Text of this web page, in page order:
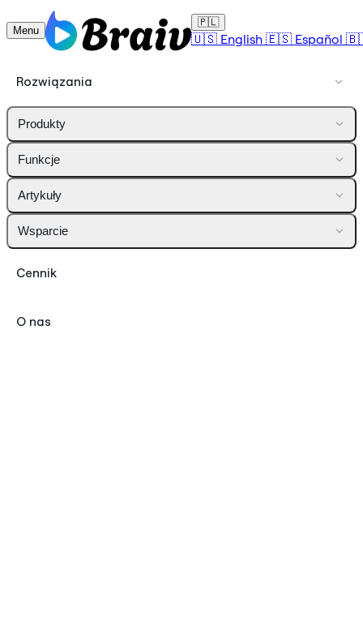
Menu
🇵🇱
🇺🇸 English 🇪🇸 Español
Rozwiązania
Produkty
Funkcje
Artykuły
Wsparcie
Cennik
O nas